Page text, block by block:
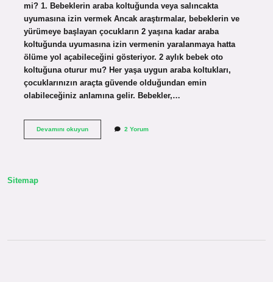
mi? 1. Bebeklerin araba koltuğunda veya salıncakta
uyumasına izin vermek Ancak araştırmalar, bebeklerin ve
yürümeye başlayan çocukların 2 yaşına kadar araba
koltuğunda uyumasına izin vermenin yaralanmaya hatta
ölüme yol açabileceğini gösteriyor. 2 aylık bebek oto
koltuğuna oturur mu? Her yaşa uygun araba koltukları,
çocuklarınızın araçta güvende olduğundan emin
olabileceğiniz anlamına gelir. Bebekler,…
Devamını okuyunBebek
2 Yorum
Sitemap